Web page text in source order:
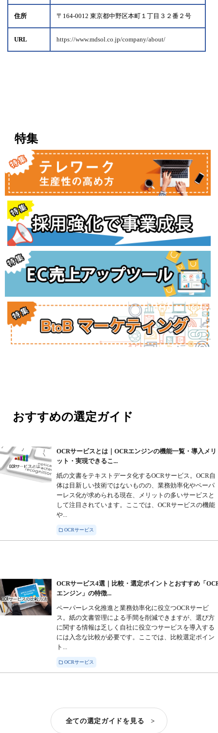
住所 〒164-0012 東京都中野区本町１丁目３２番２号
URL https://www.mdsol.co.jp/company/about/
特集
おすすめの選定ガイド
OCRサービスとは｜OCRエンジンの機能一覧・導入メリ
ット・実現できるこ...
紙の文書をテキストデータ化するOCRサービス。OCR自
体は目新しい技術ではないものの、業務効率化やペーパ
ーレス化が求められる現在、メリットの多いサービスと
して注目されています。ここでは、OCRサービスの機能
や...
OCRサービス
OCRサービス4選｜比較・選定ポイントとおすすめ「
エンジン」の特徴...
ペーパーレス化推進と業務効率化に役立つOCRサービ
ス。紙の文書管理による手間を削減できますが、選び方
に関する情報は乏しく自社に役立つサービスを導入する
には入念な比較が必要です。ここでは、比較選定ポイン
ト...
OCRサービス
全ての選定ガイドを見る >